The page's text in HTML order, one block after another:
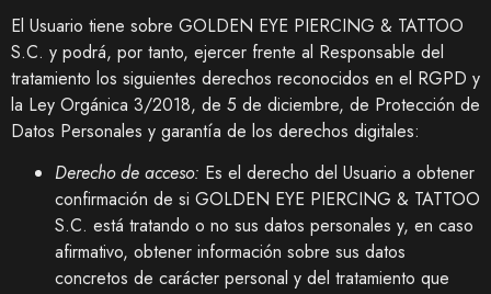
El Usuario tiene sobre GOLDEN EYE PIERCING & TATTOO
S.C. y podrá, por tanto, ejercer frente al Responsable del
tratamiento los siguientes derechos reconocidos en el RGPD y
la Ley Orgánica 3/2018, de 5 de diciembre, de Protección de
Datos Personales y garantía de los derechos digitales:
Derecho de acceso: Es el derecho del Usuario a obtener
confirmación de si GOLDEN EYE PIERCING & TATTOO
S.C. está tratando o no sus datos personales y, en caso
afirmativo, obtener información sobre sus datos
concretos de carácter personal y del tratamiento que